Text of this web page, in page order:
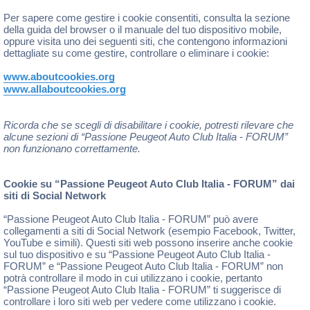
Per sapere come gestire i cookie consentiti, consulta la sezione
della guida del browser o il manuale del tuo dispositivo mobile,
oppure visita uno dei seguenti siti, che contengono informazioni
dettagliate su come gestire, controllare o eliminare i cookie:
www.aboutcookies.org
www.allaboutcookies.org
Ricorda che se scegli di disabilitare i cookie, potresti rilevare che
alcune sezioni di “Passione Peugeot Auto Club Italia - FORUM”
non funzionano correttamente.
Cookie su “Passione Peugeot Auto Club Italia - FORUM” dai
siti di Social Network
“Passione Peugeot Auto Club Italia - FORUM” può avere
collegamenti a siti di Social Network (esempio Facebook, Twitter,
YouTube e simili). Questi siti web possono inserire anche cookie
sul tuo dispositivo e su “Passione Peugeot Auto Club Italia -
FORUM” e “Passione Peugeot Auto Club Italia - FORUM” non
potrà controllare il modo in cui utilizzano i cookie, pertanto
“Passione Peugeot Auto Club Italia - FORUM” ti suggerisce di
controllare i loro siti web per vedere come utilizzano i cookie.